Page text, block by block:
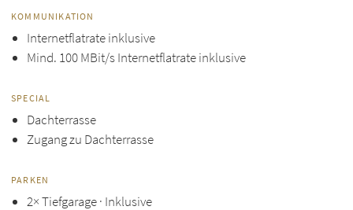
KOMMUNIKATION
Internetflatrate inklusive
Mind. 100 MBit/s Internetflatrate inklusive
SPECIAL
Dachterrasse
Zugang zu Dachterrasse
PARKEN
2× Tiefgarage · Inklusive